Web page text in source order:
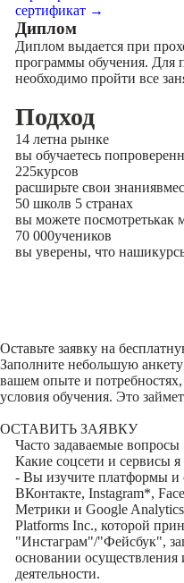
сертификат →
Диплом
Диплом выдается при
программы обучения. Для
необходимо пройти все
Подход
14 летна рынке
вы обучаетесь по
225курсов
расширьте свои знания
50 школв 5 странах
вы можете посмотретькак
70 000учеников
вы уверены, что наши
Оставьте заявку на
Заполните небольшую
вашем опыте и
условия обучения. Это
ОСТАВИТЬ ЗАЯВКУ
Часто задаваемые вопросы
Какие соцсети и сервисы я
- Вы изучите платформы и
ВКонтакте, Instagram*,
Метрики и Google
Platforms Inc., которой
"Инстаграм"/"Фейсбук",
основании осуществления
деятельности.